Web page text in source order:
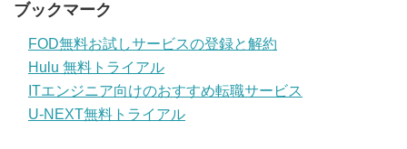
ブックマーク
FOD無料お試しサービスの登録と解約
Hulu 無料トライアル
ITエンジニア向けのおすすめ転職サービス
U-NEXT無料トライアル